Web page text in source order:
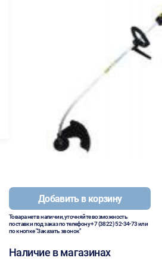
Добавить в корзину
Товара нет в наличии, уточняйте возможность
поставки под заказ по телефону+7 (3822) 52-34-73или
по кнопке "Заказать звонок"
Наличие в магазинах